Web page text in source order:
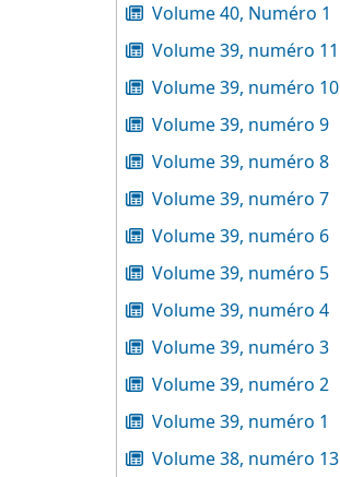
Volume 40, Numéro 1
Volume 39, numéro 11
Volume 39, numéro 10
Volume 39, numéro 9
Volume 39, numéro 8
Volume 39, numéro 7
Volume 39, numéro 6
Volume 39, numéro 5
Volume 39, numéro 4
Volume 39, numéro 3
Volume 39, numéro 2
Volume 39, numéro 1
Volume 38, numéro 13